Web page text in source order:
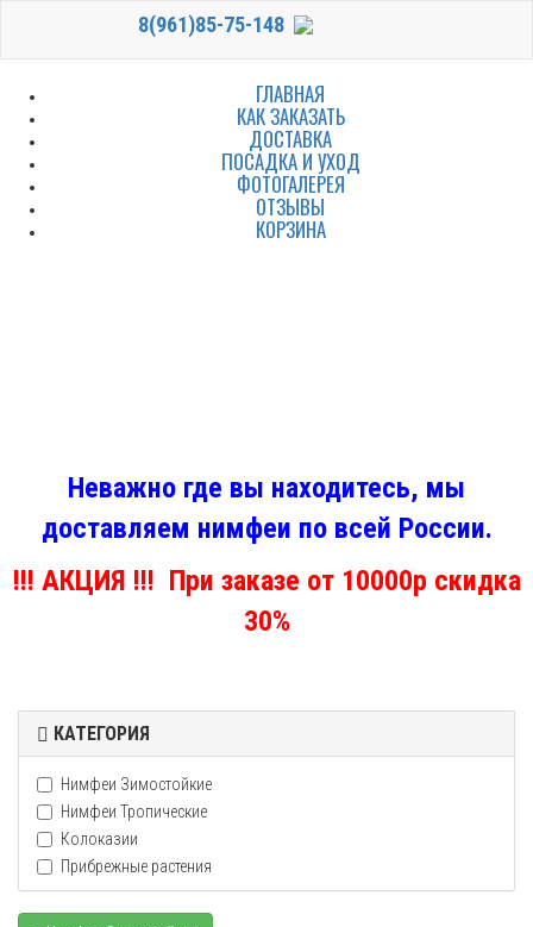
8(961)85-75-148
ГЛАВНАЯ
КАК ЗАКАЗАТЬ
ДОСТАВКА
ПОСАДКА И УХОД
ФОТОГАЛЕРЕЯ
ОТЗЫВЫ
КОРЗИНА
Неважно где вы находитесь, мы
доставляем нимфеи по всей России.
!!! АКЦИЯ !!! При заказе от 10000р скидка
30%
КАТЕГОРИЯ
Нимфеи Зимостойкие
Нимфеи Тропические
Колоказии
Прибрежные растения